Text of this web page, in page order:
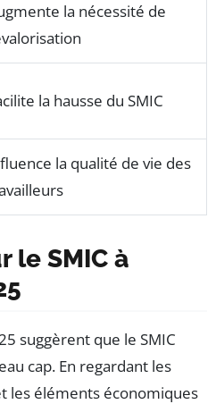
la nécessité de
la hausse du SMIC
la qualité de vie des
le SMIC à
suggèrent que le SMIC
cap. En regardant les
les éléments économiques